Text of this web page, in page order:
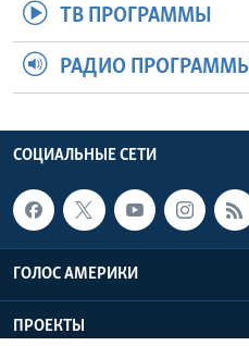
ТВ ПРОГРАММЫ
РАДИО ПРОГРАММЫ
СОЦИАЛЬНЫЕ СЕТИ
ГОЛОС АМЕРИКИ
ПРОЕКТЫ